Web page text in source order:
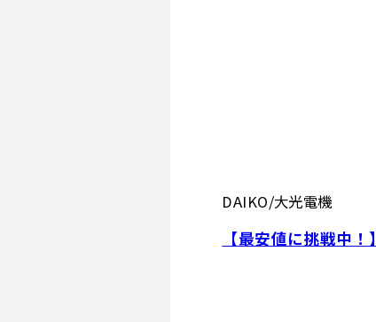
DAIKO/大光電機
【最安値に挑戦中